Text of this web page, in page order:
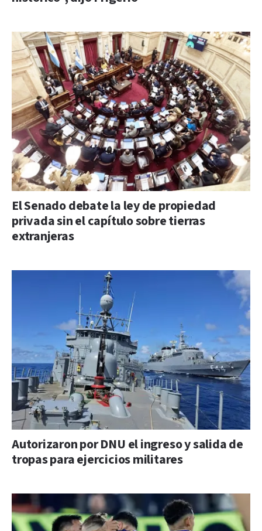
El Senado debate la ley de propiedad
privada sin el capítulo sobre tierras
extranjeras
Autorizaron por DNU el ingreso y salida de
tropas para ejercicios militares